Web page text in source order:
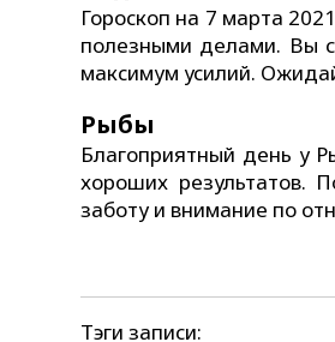
Гороскоп на 7 марта
полезными делами. Вы
максимум усилий.
Рыбы
Благоприятный день у
хороших результатов.
заботу и внимание по
Тэги записи: